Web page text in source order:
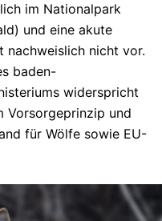
im Nationalpark
und eine akute
nachweislich nicht vor.
baden-
widerspricht
Vorsorgeprinzip und
für Wölfe sowie EU-